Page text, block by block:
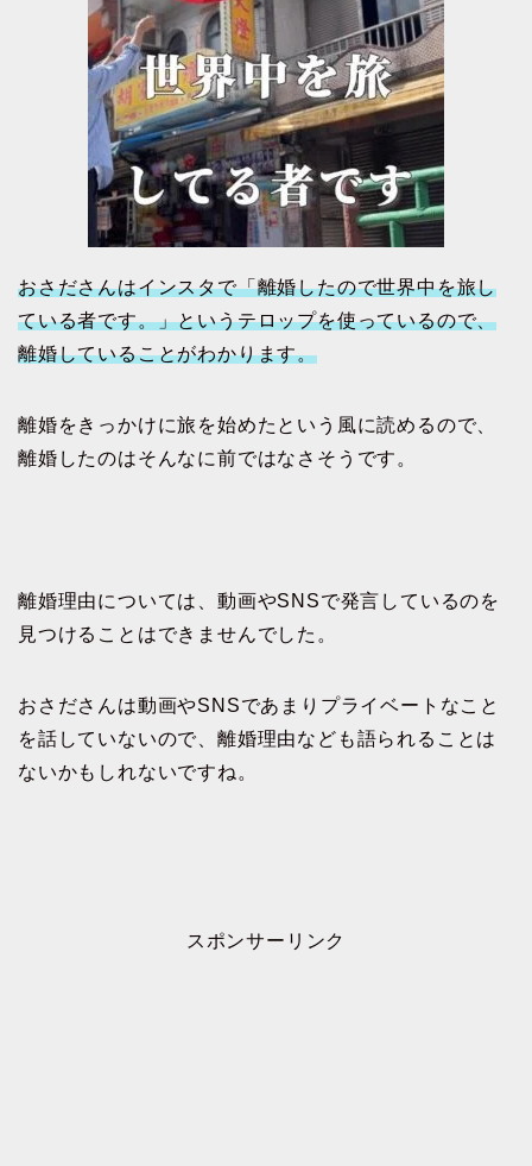
おさださんはインスタで「離婚したので世界中を旅し
ている者です。」というテロップを使っているので、
離婚していることがわかります。
離婚をきっかけに旅を始めたという風に読めるので、
離婚したのはそんなに前ではなさそうです。
離婚理由については、動画やSNSで発言しているのを
見つけることはできませんでした。
おさださんは動画やSNSであまりプライベートなこと
を話していないので、離婚理由なども語られることは
ないかもしれないですね。
スポンサーリンク